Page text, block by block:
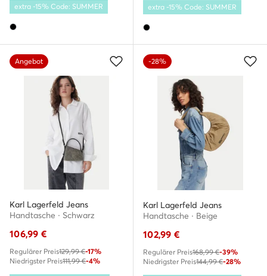
extra -15% Code: SUMMER extra -15% Code: SUMMER
Angebot
Karl Lagerfeld Jeans
Handtasche · Schwarz
106,99 €
Regulärer Preis129,99 €-17%
Niedrigster Preis111,99 €-4%
-28%
Karl Lagerfeld Jeans
Handtasche · Beige
102,99 €
Regulärer Preis168,99 €-39%
Niedrigster Preis144,99 €-28%